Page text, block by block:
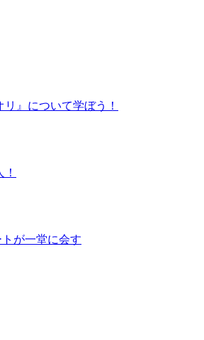
』について学ぼう！
が一堂に会す